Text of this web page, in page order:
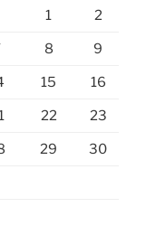
1 2
8 9
15 16
22 23
29 30